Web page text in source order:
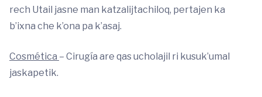
rech Utail jasne man katzalijtachiloq, pertajen ka
b’ixna che k’ona pa k’asaj.
Cosmética – Cirugía are qas ucholajil ri kusuk’umal
jaskapetik.